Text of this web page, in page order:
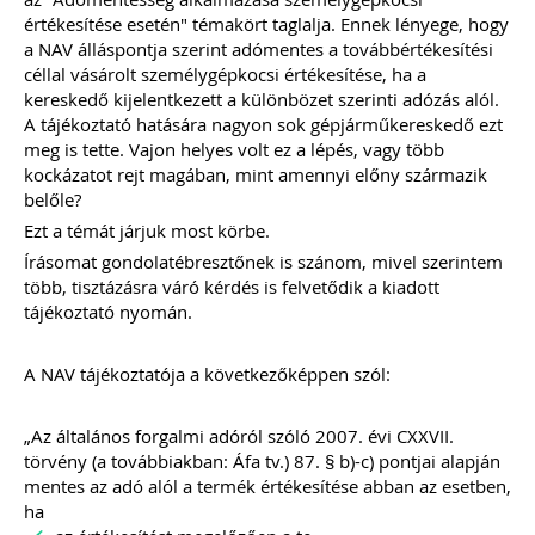
ajánlásával került kidolgozásra ez az
életszerű, mindenre kiterjedő és
könnyen értelmezhető
szerződésminta, mely megalapozza a
bizalmat a könyvelő és ügyfele között.
Kiadványunk kizárólag online
formában elérhető!
A letöltések menüpont alatt!
Ár: 9.900 Ft
Tagoknak: ingyenes!
értékesítése esetén" témakört taglalja. Ennek lényege, hogy
a NAV álláspontja szerint adómentes a továbbértékesítési
céllal vásárolt személygépkocsi értékesítése, ha a
kereskedő kijelentkezett a különbözet szerinti adózás alól.
A tájékoztató hatására nagyon sok gépjárműkereskedő ezt
meg is tette. Vajon helyes volt ez a lépés, vagy több
kockázatot rejt magában, mint amennyi előny származik
belőle?
Ezt a témát járjuk most körbe.
Írásomat gondolatébresztőnek is szánom, mivel szerintem
több, tisztázásra váró kérdés is felvetődik a kiadott
tájékoztató nyomán.
A NAV tájékoztatója a következőképpen szól:
„Az általános forgalmi adóról szóló 2007. évi CXXVII.
törvény (a továbbiakban: Áfa tv.) 87. § b)-c) pontjai alapján
mentes az adó alól a termék értékesítése abban az esetben,
ha